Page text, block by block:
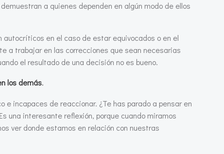
a quienes dependen en algún modo de ellos
en el caso de estar equivocados o en el
a trabajar en las correcciones que sean necesarias
el resultado de una decisión no es bueno.
los demás.
incapaces de reaccionar. ¿Te has parado a pensar en
una interesante reflexión, porque cuando miramos
ver donde estamos en relación con nuestras